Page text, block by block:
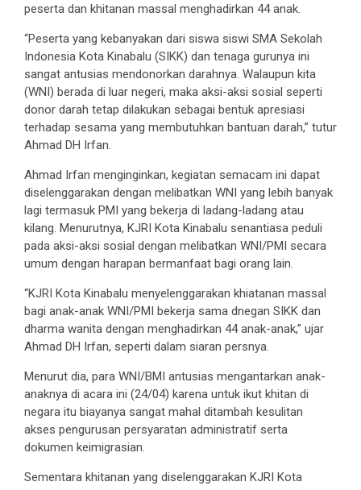
peserta dan khitanan massal menghadirkan 44 anak.
“Peserta yang kebanyakan dari siswa siswi SMA Sekolah
Indonesia Kota Kinabalu (SIKK) dan tenaga gurunya ini
sangat antusias mendonorkan darahnya. Walaupun kita
(WNI) berada di luar negeri, maka aksi-aksi sosial seperti
donor darah tetap dilakukan sebagai bentuk apresiasi
terhadap sesama yang membutuhkan bantuan darah,” tutur
Ahmad DH Irfan.
Ahmad Irfan menginginkan, kegiatan semacam ini dapat
diselenggarakan dengan melibatkan WNI yang lebih banyak
lagi termasuk PMI yang bekerja di ladang-ladang atau
kilang. Menurutnya, KJRI Kota Kinabalu senantiasa peduli
pada aksi-aksi sosial dengan melibatkan WNI/PMI secara
umum dengan harapan bermanfaat bagi orang lain.
“KJRI Kota Kinabalu menyelenggarakan khiatanan massal
bagi anak-anak WNI/PMI bekerja sama dnegan SIKK dan
dharma wanita dengan menghadirkan 44 anak-anak,” ujar
Ahmad DH Irfan, seperti dalam siaran persnya.
Menurut dia, para WNI/BMI antusias mengantarkan anak-
anaknya di acara ini (24/04) karena untuk ikut khitan di
negara itu biayanya sangat mahal ditambah kesulitan
akses pengurusan persyaratan administratif serta
dokumen keimigrasian.
Sementara khitanan yang diselenggarakan KJRI Kota